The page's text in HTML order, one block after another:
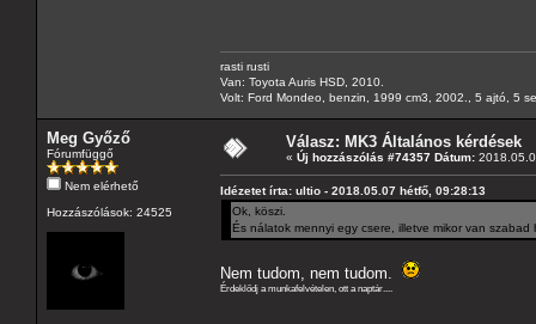
rasti rusti
Van: Toyota Auris HSD, 2010.
Volt: Ford Mondeo, benzin, 1999 cm3, 2002., 5 ajtó, 5
Meg Győző
Fórumfüggő
Nem elérhető
Hozzászólások: 24525
Válasz: MK3 Általános kérdések
« Új hozzászólás #74357 Dátum:
Idézetet írta: ultio - 2018.05.07 hétfő, 09:28:13
Ok, köszi.
És nálatok mennyi egy csere, illetve mikor van szabad
Nem tudom, nem tudom.
Érdeklődj a munkafelvételen, ott a naptár....